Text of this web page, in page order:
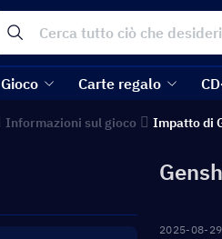
Gioco Carte regalo
Informazioni sul gioco Impatto di
2025-08-